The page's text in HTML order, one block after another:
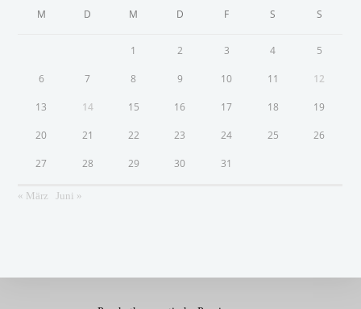
M D M D F S S
1 2 3 4 5
6 7 8 9 10 11 12
13 14 15 16 17 18 19
20 21 22 23 24 25 26
27 28 29 30 31
« März Juni »